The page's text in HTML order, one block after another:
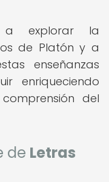
explorar la
de Platón y a
enseñanzas
enriqueciendo
del
de Letras